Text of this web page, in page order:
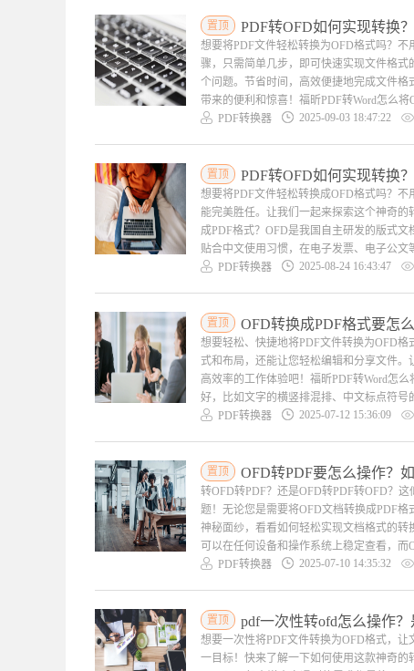
置顶 PDF转OFD如何实现转换
想要将PDF文件轻松转换为OFD格式吗？
骤，只需简单几步，即可快速实现文件格
个问题。节省时间，高效便捷地完成文件
带来的便利和惊喜！福昕PDF转Word怎么
PDF转换器
2025-09-03 18:47:22
置顶 PDF转OFD如何实现转换
想要将PDF文件轻松转换成OFD格式吗？
能完美胜任。让我们一起来探索这个神奇
成PDF格式？OFD是我国自主研发的版式
贴合中文使用习惯，在电子发票、电子公
PDF转换器
2025-08-24 16:43:47
置顶 OFD转换成PDF格式要怎
想要轻松、快捷地将PDF文件转换为OFD
式和布局，还能让您轻松编辑和分享文件
高效率的工作体验吧！福昕PDF转Word怎
好，比如文字的横竖排混排、中文标点符
PDF转换器
2025-07-12 15:36:09
置顶 OFD转PDF要怎么操作？
转OFD转PDF？还是OFD转PDF转OFD？
题！无论您是需要将OFD文档转换成PDF
神秘面纱，看看如何轻松实现文档格式的转
可以在任何设备和操作系统上稳定查看，
PDF转换器
2025-07-10 14:35:32
置顶 pdf一次性转ofd怎么操作
想要一次性将PDF文件转换为OFD格式，
一目标！快来了解一下如何使用这款神奇的